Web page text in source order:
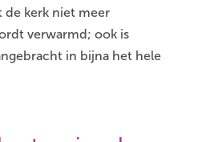
de kerk niet meer
verwarmd; ook is
in bijna het hele